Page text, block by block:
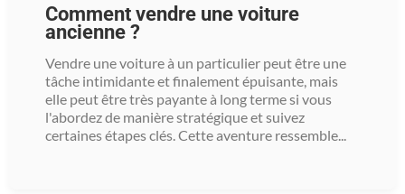
Comment vendre une voiture
ancienne ?
Vendre une voiture à un particulier peut être une
tâche intimidante et finalement épuisante, mais
elle peut être très payante à long terme si vous
l'abordez de manière stratégique et suivez
certaines étapes clés. Cette aventure ressemble...